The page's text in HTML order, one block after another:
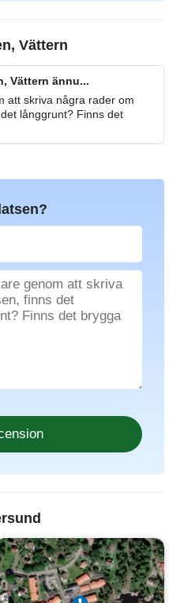
Vättern
Vättern ännu...
att skriva några rader om
långgrunt? Finns det